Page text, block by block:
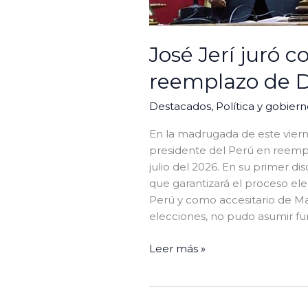
José Jerí juró
reemplazo de
Destacados, Política y
En la madrugada de este
presidente del Perú en
julio del 2026. En su primer
que garantizará el proceso
Perú y como accesitario de
elecciones, no pudo asumir
Leer más »